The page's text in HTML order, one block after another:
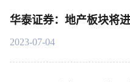
华泰证券：地产板块将
2023-07-04